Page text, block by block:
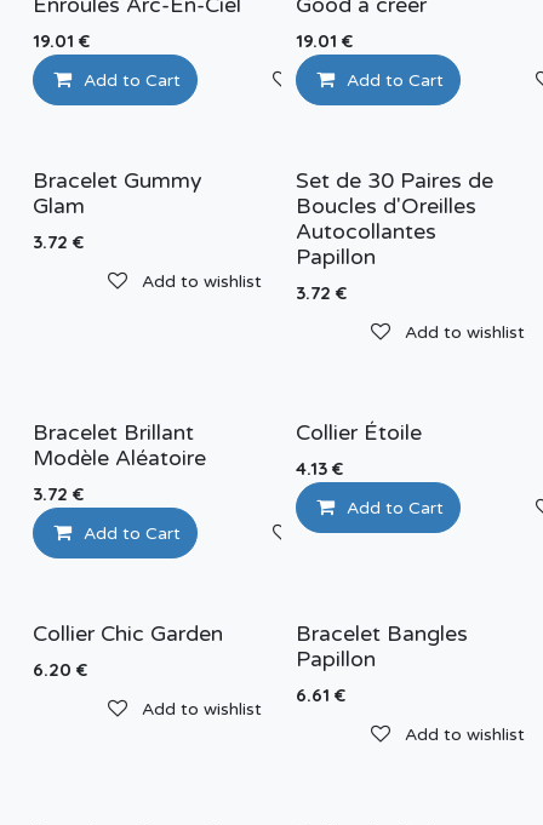
Enroules Arc-En-Ciel
19.01 €
Add to Cart Add to wishlist
Good à créer
19.01 €
Add to Cart
Bracelet Gummy
Glam
3.72 €
Add to wishlist
Set de 30 Paires de
Boucles d'Oreilles
Autocollantes
Papillon
3.72 €
Add to wishlist
Bracelet Brillant
Modèle Aléatoire
3.72 €
Add to Cart Add to wishlist
Collier Étoile
4.13€
Add to Cart
Collier Chic Garden
6.20 €
Add to wishlist
Bracelet Bangles
Papillon
6.61 €
Add to wishlist